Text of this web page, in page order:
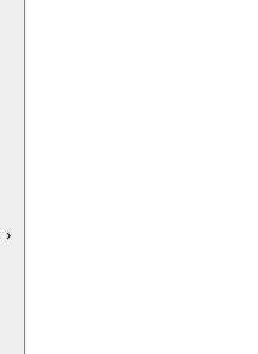
›